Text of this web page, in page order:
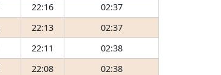
22:16
02:37
22:13
02:37
22:11
02:38
22:08 02:38